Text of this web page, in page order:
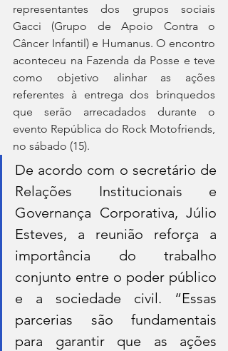
representantes dos grupos sociais
Gacci (Grupo de Apoio Contra o
Câncer Infantil) e Humanus. O encontro
aconteceu na Fazenda da Posse e teve
como objetivo alinhar as ações
referentes à entrega dos brinquedos
que serão arrecadados durante o
evento República do Rock Motofriends,
no sábado (15).
De acordo com o secretário de
Relações Institucionais e
Governança Corporativa, Júlio
Esteves, a reunião reforça a
importância do trabalho
conjunto entre o poder público
e a sociedade civil. “Essas
parcerias são fundamentais
para garantir que as ações